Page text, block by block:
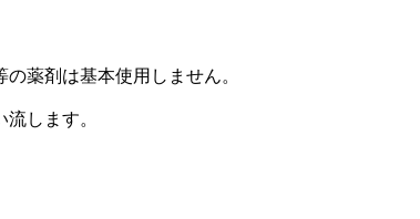
薬剤は基本使用しません。
します。